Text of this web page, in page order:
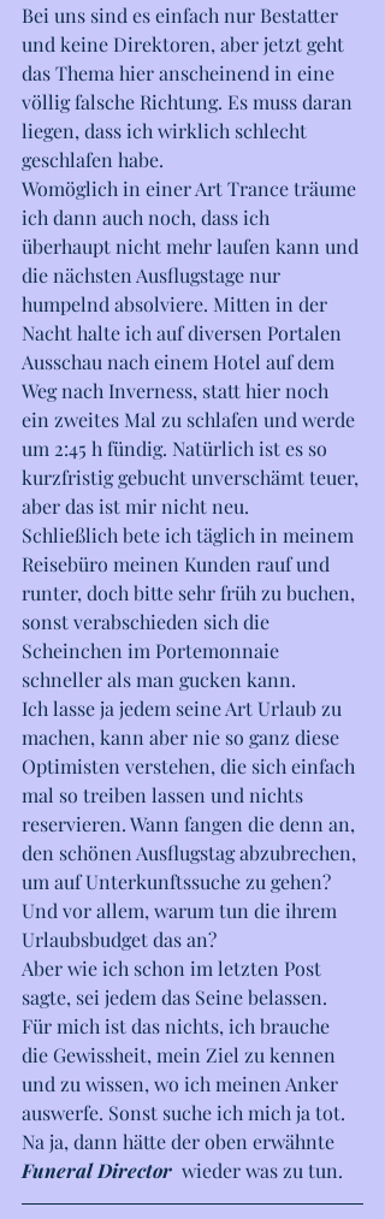
Bei uns sind es einfach nur Bestatter
und keine Direktoren, aber jetzt geht
das Thema hier anscheinend in eine
völlig falsche Richtung. Es muss daran
liegen, dass ich wirklich schlecht
geschlafen habe.
Womöglich in einer Art Trance träume
ich dann auch noch, dass ich
überhaupt nicht mehr laufen kann und
die nächsten Ausflugstage nur
humpelnd absolviere. Mitten in der
Nacht halte ich auf diversen Portalen
Ausschau nach einem Hotel auf dem
Weg nach Inverness, statt hier noch
ein zweites Mal zu schlafen und werde
um 2:45 h fündig. Natürlich ist es so
kurzfristig gebucht unverschämt teuer,
aber das ist mir nicht neu.
Schließlich bete ich täglich in meinem
Reisebüro meinen Kunden rauf und
runter, doch bitte sehr früh zu buchen,
sonst verabschieden sich die
Scheinchen im Portemonnaie
schneller als man gucken kann.
Ich lasse ja jedem seine Art Urlaub zu
machen, kann aber nie so ganz diese
Optimisten verstehen, die sich einfach
mal so treiben lassen und nichts
reservieren. Wann fangen die denn an,
den schönen Ausflugstag abzubrechen,
um auf Unterkunftssuche zu gehen?
Und vor allem, warum tun die ihrem
Urlaubsbudget das an?
Aber wie ich schon im letzten Post
sagte, sei jedem das Seine belassen.
Für mich ist das nichts, ich brauche
die Gewissheit, mein Ziel zu kennen
und zu wissen, wo ich meinen Anker
auswerfe. Sonst suche ich mich ja tot.
Na ja, dann hätte der oben erwähnte
Funeral Director wieder was zu tun.